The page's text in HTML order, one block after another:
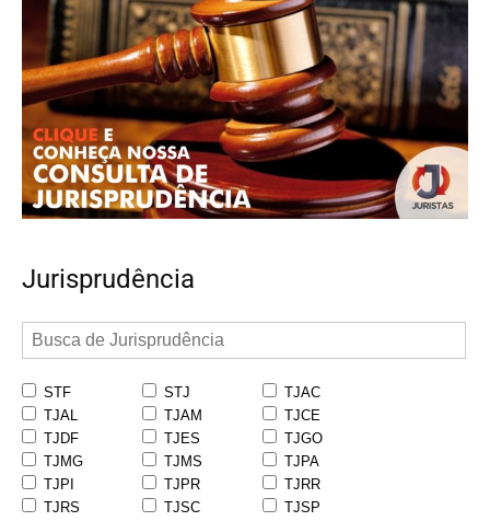
Jurisprudência
STF STJ
TJAC
TJAL
TJAM
TJCE
TJDF
TJES
TJGO
TJMG
TJMS
TJPA
TJPI
TJPR
TJRR
TJRS
TJSC
TJSP